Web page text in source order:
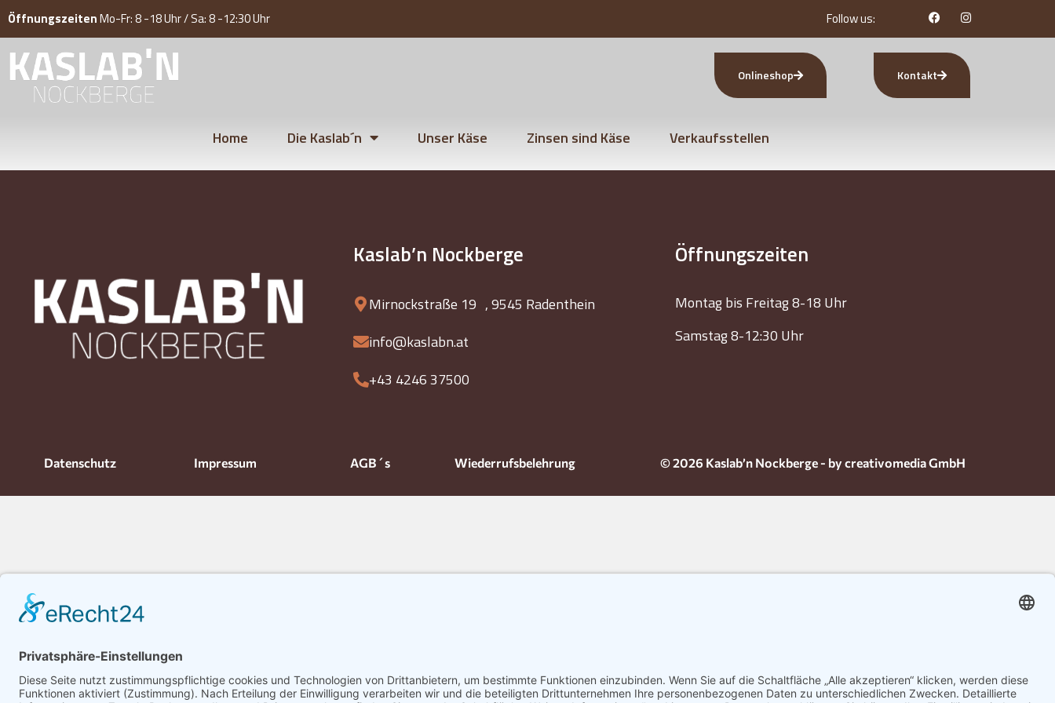
ÖffnungszeitenMo-Fr: 8 -18 Uhr / Sa: 8 -12:30 Uhr Follow us:
Onlineshop Kontakt
Home Die Kaslab´n Unser Käse Zinsen sind Käse Verkaufsstellen
Kaslab’n Nockberge
Mirnockstraße 19 , 9545 Radenthein
info@kaslabn.at
+43 4246 37500
Öffnungszeiten
Montag bis Freitag 8-18 Uhr
Samstag 8-12:30 Uhr
Datenschutz Impressum AGB´s Wiederrufsbelehrung © 2026 Kaslab’n Nockberge - by creativomedia GmbH